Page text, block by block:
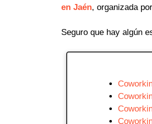
en Jaén, organizada
Seguro que hay algún